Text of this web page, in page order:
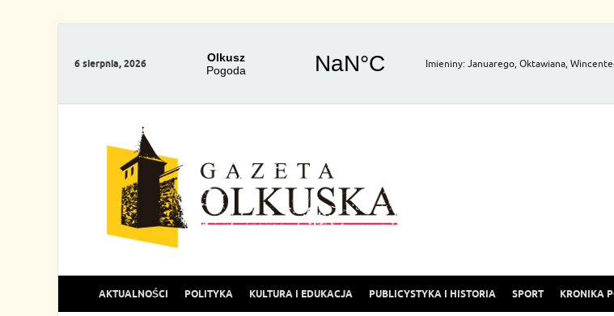
6 sierpnia, 2026 Imieniny: Januarego, Oktawiana,
AKTUALNOŚCI POLITYKA KULTURA I EDUKACJA PUBLICYSTYKA I HISTORIA SPORT KRONIKA